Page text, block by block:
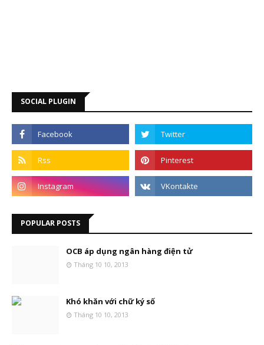
SOCIAL PLUGIN
POPULAR POSTS
OCB áp dụng ngân hàng điện tử
Tháng 10 10, 2013
Khó khăn với chữ ký số
Tháng 10 10, 2013